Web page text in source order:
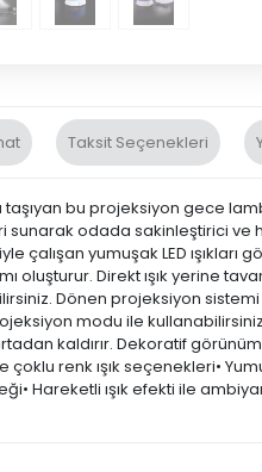
Taksit Seçenekleri
bu projeksiyon gece
sunarak odada sakinleştirici
çalışan yumuşak LED
oluşturur. Direkt ışık yerine
Dönen projeksiyon sistemi
modu ile
kaldırır. Dekoratif
renk ışık seçenekleri•
Hareketli ışık efekti ile